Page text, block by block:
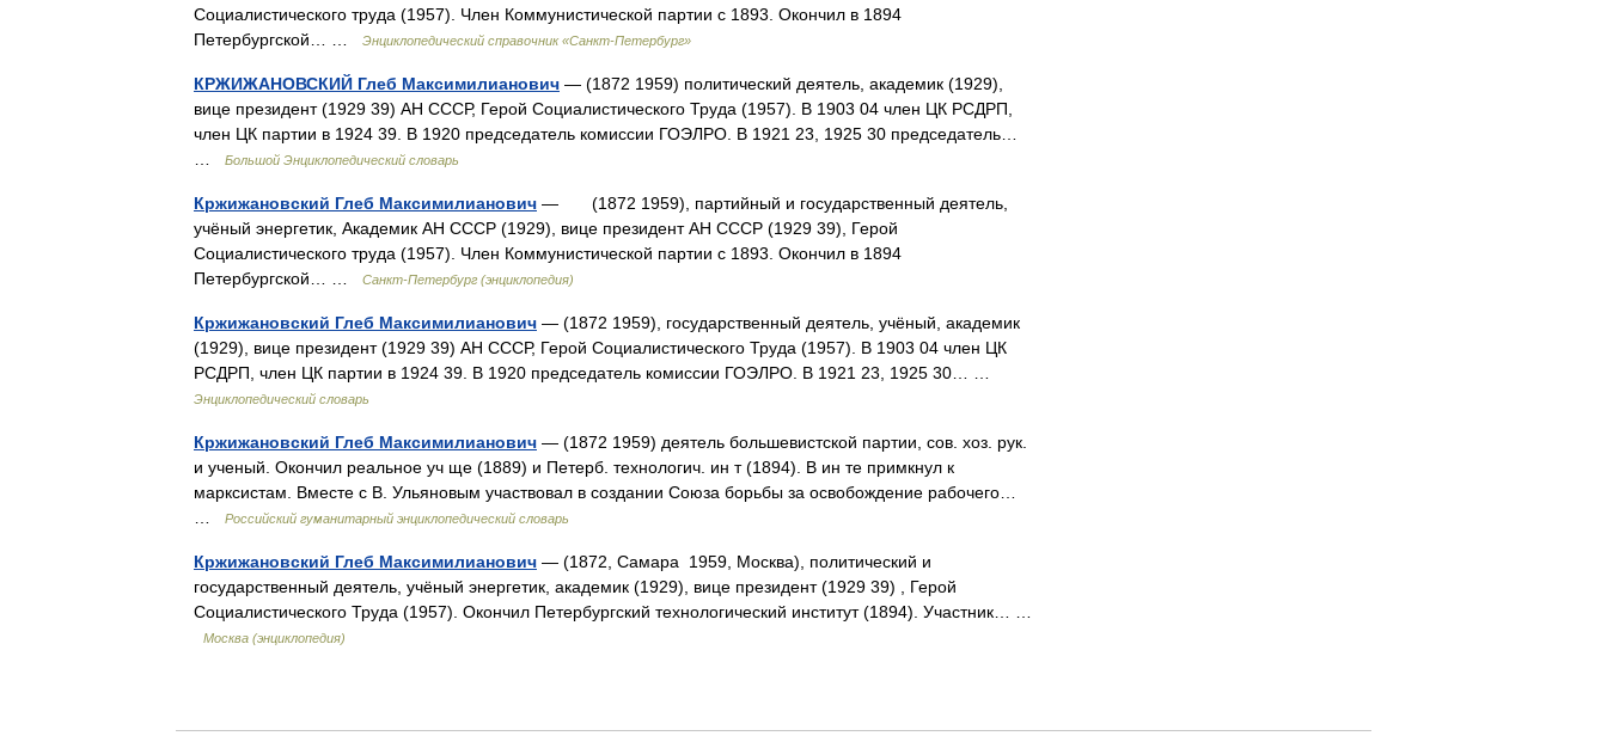
Социалистического труда (1957). Член Коммунистической партии с 1893. Окончил в 1894
Петербургской… …
Энциклопедический справочник «Санкт-Петербург»
КРЖИЖАНОВСКИЙ Глеб Максимилианович — (1872 1959) политический деятель, академик (1929),
вице президент (1929 39) АН СССР, Герой Социалистического Труда (1957). В 1903 04 член ЦК РСДРП,
член ЦК партии в 1924 39. В 1920 председатель комиссии ГОЭЛРО. В 1921 23, 1925 30 председатель…
Большой Энциклопедический словарь
Кржижановский Глеб Максимилианович — (1872 1959), партийный и государственный деятель,
учёный энергетик, Академик АН СССР (1929), вице президент АН СССР (1929 39), Герой
Социалистического труда (1957). Член Коммунистической партии с 1893. Окончил в 1894
Петербургской… …
Санкт-Петербург (энциклопедия)
Кржижановский Глеб Максимилианович — (1872 1959), государственный деятель, учёный, академик
(1929), вице президент (1929 39) АН СССР, Герой Социалистического Труда (1957). В 1903 04 член ЦК
РСДРП, член ЦК партии в 1924 39. В 1920 председатель комиссии ГОЭЛРО. В 1921 23, 1925 30… …
Энциклопедический словарь
Кржижановский Глеб Максимилианович — (1872 1959) деятель большевистской партии, сов. хоз. рук.
и ученый. Окончил реальное уч ще (1889) и Петерб. технологич. ин т (1894). В ин те примкнул к
марксистам. Вместе с В. Ульяновым участвовал в создании Союза борьбы за освобождение рабочего…
Российский гуманитарный энциклопедический словарь
Кржижановский Глеб Максимилианович — (1872, Самара 1959, Москва), политический и
государственный деятель, учёный энергетик, академик (1929), вице президент (1929 39) , Герой
Социалистического Труда (1957). Окончил Петербургский технологический институт (1894). Участник… …
Москва (энциклопедия)